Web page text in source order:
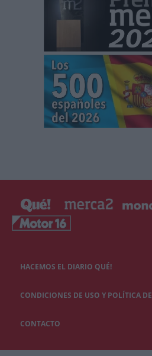
HACEMOS EL DIARIO QUÉ!
CONDICIONES DE USO Y POLÍTICA
CONTACTO